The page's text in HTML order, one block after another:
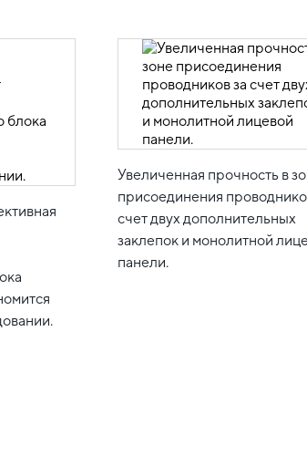
Увеличенная прочность в
присоединения
счет двух дополнительных
заклепок и монолитной
панели.